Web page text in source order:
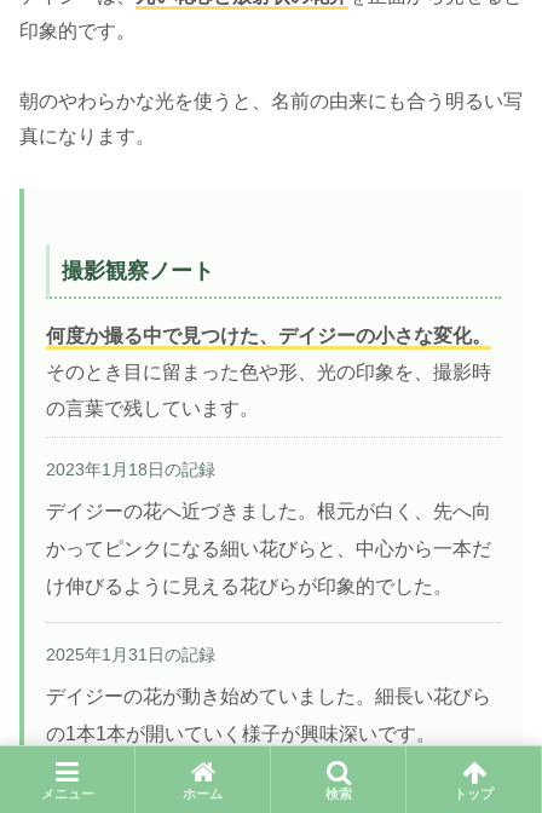
印象的です。
朝のやわらかな光を使うと、名前の由来にも合う明るい写
真になります。
撮影観察ノート
何度か撮る中で見つけた、デイジーの小さな変化。
そのとき目に留まった色や形、光の印象を、撮影時
の言葉で残しています。
2023年1月18日の記録
デイジーの花へ近づきました。根元が白く、先へ向
かってピンクになる細い花びらと、中心から一本だ
け伸びるように見える花びらが印象的でした。
2025年1月31日の記録
デイジーの花が動き始めていました。細長い花びら
の1本1本が開いていく様子が興味深いです。
2026年1月16日の記録
メニュー ホーム 検索 トップ